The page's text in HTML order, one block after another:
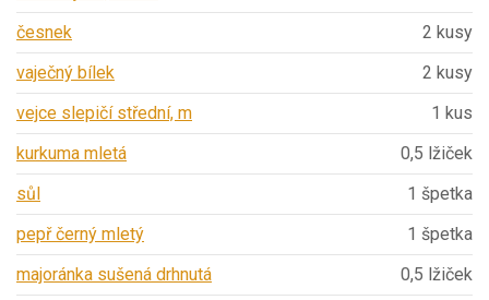
česnek
2 kusy
vaječný bílek
2 kusy
vejce slepičí střední, m
1 kus
kurkuma mletá
0,5 lžiček
sůl
1 špetka
pepř černý mletý
1 špetka
majoránka sušená drhnutá
0,5 lžiček